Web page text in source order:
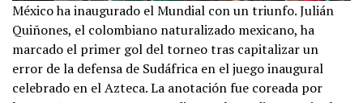
México ha inaugurado el Mundial con un triunfo. Julián
Quiñones, el colombiano naturalizado mexicano, ha
marcado el primer gol del torneo tras capitalizar un
error de la defensa de Sudáfrica en el juego inaugural
celebrado en el Azteca. La anotación fue coreada por